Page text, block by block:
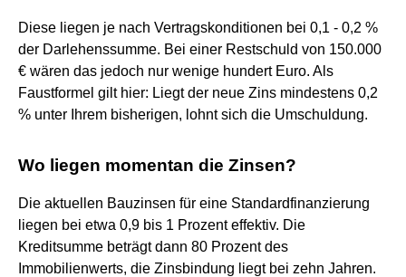
Diese liegen je nach Vertragskonditionen bei 0,1 - 0,2 %
der Darlehenssumme. Bei einer Restschuld von 150.000
€ wären das jedoch nur wenige hundert Euro. Als
Faustformel gilt hier: Liegt der neue Zins mindestens 0,2
% unter Ihrem bisherigen, lohnt sich die Umschuldung.
Wo liegen momentan die Zinsen?
Die aktuellen Bauzinsen für eine Standardfinanzierung
liegen bei etwa 0,9 bis 1 Prozent effektiv. Die
Kreditsumme beträgt dann 80 Prozent des
Immobilienwerts, die Zinsbindung liegt bei zehn Jahren.